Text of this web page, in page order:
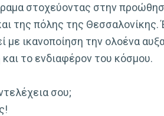
στοχεύοντας στην
της πόλης της
με ικανοποίηση την ολοένα
το ενδιαφέρον του κόσμου.
σου;